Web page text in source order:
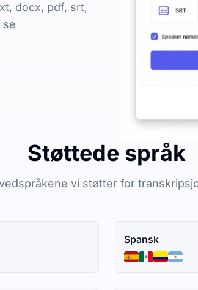
docx, pdf, srt,
se
Støttede språk
vi støtter for
Spansk